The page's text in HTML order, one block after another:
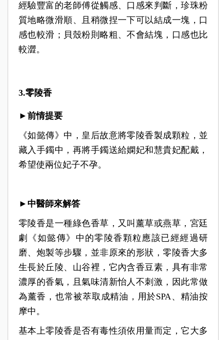
經驗豐富的老師傅從觸感、口感來判斷，珍珠粉
質地略微滑順、且稍微捏一下可以結成一塊，口
感也較滑；貝殼粉則略粗、不會結塊，口感也比
較澀。
3.零陵香
►前情提要
《如懿傳》中，皇后故意將零陵香製成顆粒，並
藏入手鐲中，再將手鐲送給嫻妃和慧貴妃配戴，
希望使兩位妃子不孕。
►中醫師來解答
零陵香是一種綠色香草，又叫薰草或燕草，宮廷
劇《如懿傳》中的零陵香顆粒應該已經經過研
磨、炮製等步驟，並非原來的形狀，零陵香大多
生長於丘陵、山谷裡，它內含香豆素，具有非常
濃厚的香氣，且氣味清新怡人不刺激，因此常做
為薰香，也常被萃取成精油，用於SPA、精油按
摩中。
基本上零陵香是否有毒性須依用量而定，它大多